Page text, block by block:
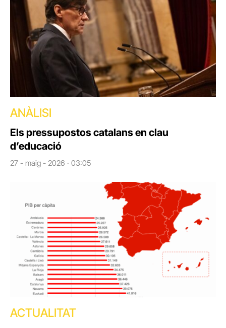
ANÀLISI
Els pressupostos catalans en clau
d’educació
27 - maig - 2026 · 03:05
ACTUALITAT